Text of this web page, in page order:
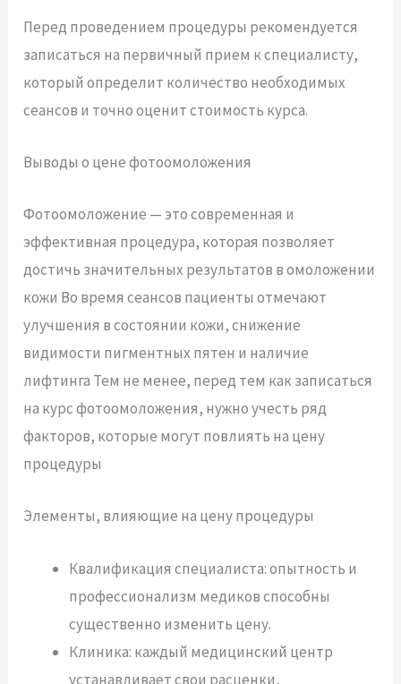
Перед проведением процедуры рекомендуется
записаться на первичный прием к специалисту,
который определит количество необходимых
сеансов и точно оценит стоимость курса.
Выводы о цене фотоомоложения
Фотоомоложение — это современная и
эффективная процедура, которая позволяет
достичь значительных результатов в омоложении
кожи Во время сеансов пациенты отмечают
улучшения в состоянии кожи, снижение
видимости пигментных пятен и наличие
лифтинга Тем не менее, перед тем как записаться
на курс фотоомоложения, нужно учесть ряд
факторов, которые могут повлиять на цену
процедуры
Элементы, влияющие на цену процедуры
Квалификация специалиста: опытность и
профессионализм медиков способны
существенно изменить цену.
Клиника: каждый медицинский центр
устанавливает свои расценки,